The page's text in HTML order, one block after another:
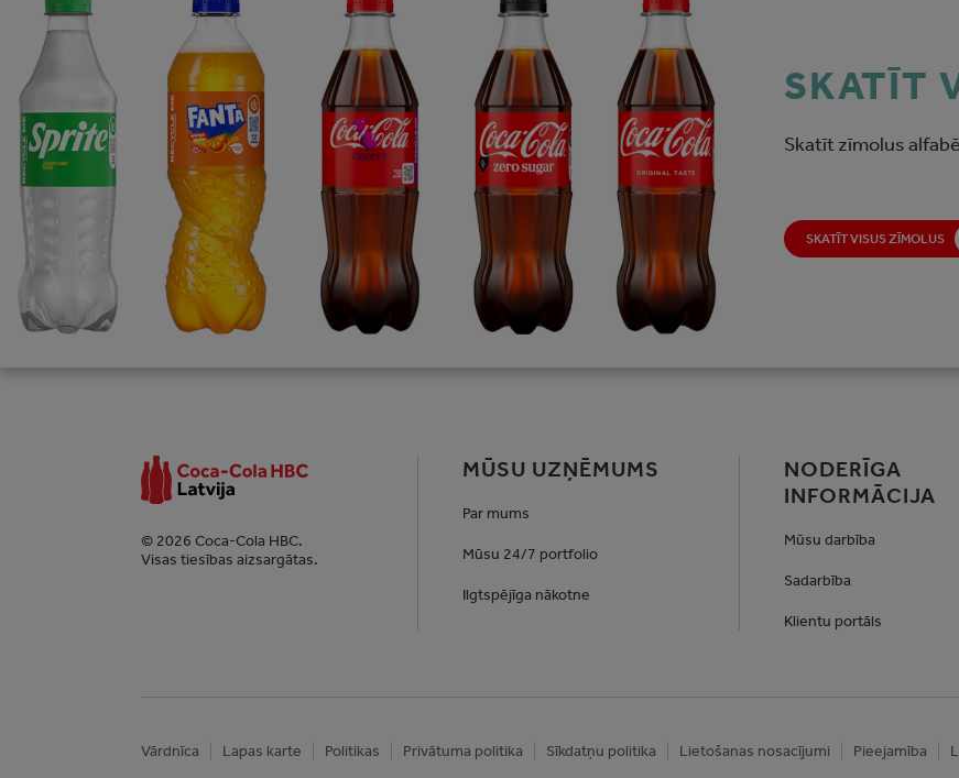
SKATĪT
Skatīt zīmolus
SKATĪT VISUS ZĪMOLUS
© 2026 Coca-Cola HBC.
Visas tiesības aizsargātas.
MŪSU UZŅĒMUMS
Par mums
Mūsu 24/7 portfolio
Ilgtspējīga nākotne
NODERĪGA
INFORMĀCIJA
Mūsu darbība
Sadarbība
Klientu portāls
Vārdnīca Lapas karte Politikas Privātuma politika Sīkdatņu politika Lietošanas nosacījumi Pieejamība